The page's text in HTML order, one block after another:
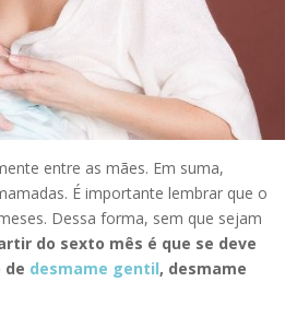
entre as mães. Em suma,
É importante lembrar que o
Dessa forma, sem que sejam
do sexto mês é que se deve
de desmame gentil, desmame